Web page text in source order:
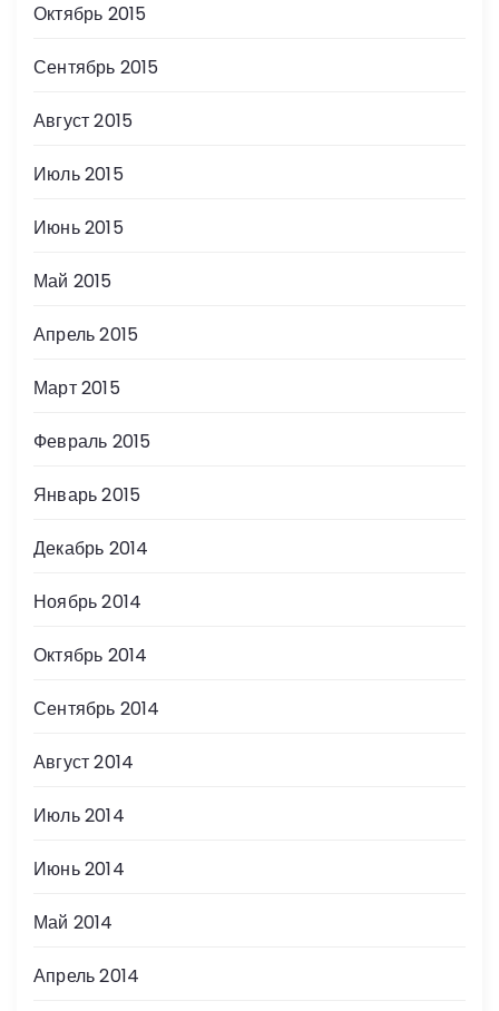
Октябрь 2015
Сентябрь 2015
Август 2015
Июль 2015
Июнь 2015
Май 2015
Апрель 2015
Март 2015
Февраль 2015
Январь 2015
Декабрь 2014
Ноябрь 2014
Октябрь 2014
Сентябрь 2014
Август 2014
Июль 2014
Июнь 2014
Май 2014
Апрель 2014